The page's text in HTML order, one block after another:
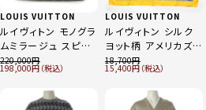
LOUIS VUITTON
ルイヴィトン モノグラ
ムミラージュ スピー
ディ30 レザー ボスト
ンバッグ M95587 ブ
ラック×ブラウン
220,000
198,000
LOUIS VUITTON
ルイヴィトン シルク
ヨット柄 アメリカズカ
ップ スカーフ イエロ
ー ブルー
18,700
15,400